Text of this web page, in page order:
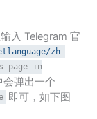
入 Telegram 官
zh-
page in
弹出一个
即可，如下图